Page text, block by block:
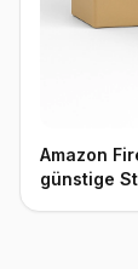
Amazon
günstige